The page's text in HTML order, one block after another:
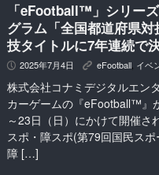
「eFootball™」シリー
グラム「全国都道府県
技タイトルに7年連続で
P 2025年7月4日 K eFootball イベ
株式会社コナミデジタルエン
カーゲームの『eFootball™』
～23日（日）にかけて開催さ
スポ・障スポ(第79回国民ス
障 […]